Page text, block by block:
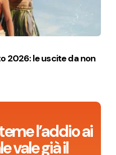
l’addio ai
vale già il
2026: le uscite da non